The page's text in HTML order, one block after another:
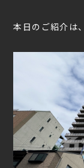
本日のご紹介は